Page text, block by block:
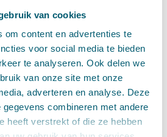
van cookies
om content en advertenties te
voor social media te bieden
te analyseren. Ook delen we
van onze site met onze
adverteren en analyse. Deze
combineren met andere
heeft verstrekt of die ze hebben
en e-mail